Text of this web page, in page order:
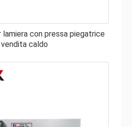
veloci e precise e facilitano il
integrato, che non solo può
lamiera con pressa piegatrice
caldo